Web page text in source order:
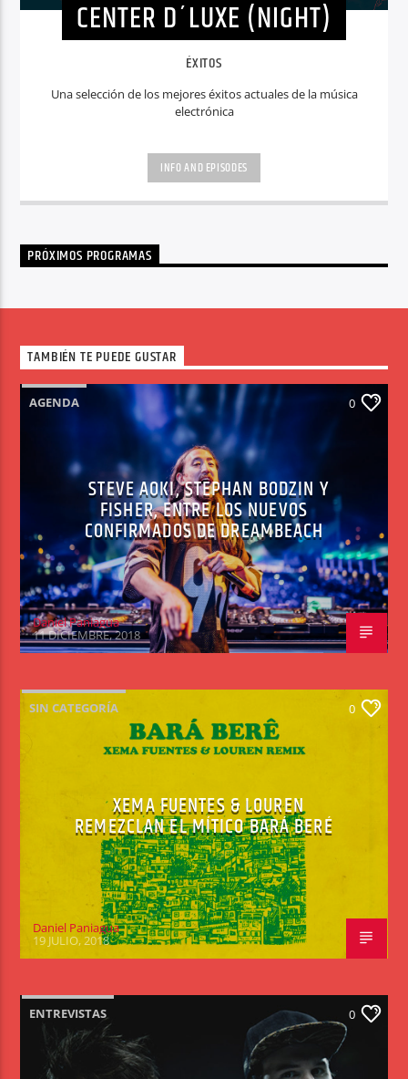
CENTER D´LUXE (NIGHT)
ÉXITOS
Una selección de los mejores éxitos actuales de la música
electrónica
INFO AND EPISODES
PRÓXIMOS PROGRAMAS
TAMBIÉN TE PUEDE GUSTAR
AGENDA 0
STEVE AOKI, STEPHAN BODZIN Y
FISHER, ENTRE LOS NUEVOS
CONFIRMADOS DE DREAMBEACH
Daniel Paniagua
11 DICIEMBRE, 2018
SIN CATEGORÍA 0
XEMA FUENTES & LOUREN
REMEZCLAN EL MÍTICO BARÁ BERÉ
Daniel Paniagua
19 JULIO, 2018
ENTREVISTAS 0